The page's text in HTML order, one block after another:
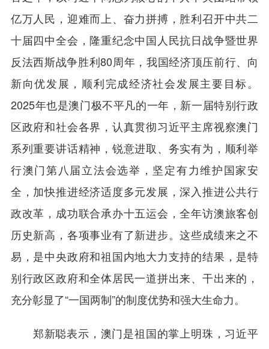
亿万人民，迎难而上、奋力拼搏，胜利召开中共二
十届四中全会，隆重纪念中国人民抗日战争暨世界
反法西斯战争胜利80周年，我国经济顶压前行、向
新向优发展，顺利完成经济社会发展主要目标。
2025年也是澳门极不平凡的一年，新一届特别行政
区政府和社会各界，认真贯彻习近平主席视察澳门
系列重要讲话精神，锐意进取、务实有为，顺利举
行澳门第八届立法会选举，坚定有力维护国家安
全，加快推进经济适度多元发展，深入推进公共行
政改革，成功联合承办十五运会，全年访澳旅客创
历史新高，各项事业有了新进步。这些成绩来之不
易，是中央政府和祖国内地大力支持的结果，是特
别行政区政府和全体居民一道拼出来、干出来的，
充分彰显了“一国两制”的制度优势和强大生命力。
郑新聪表示，澳门是祖国的掌上明珠，习近平